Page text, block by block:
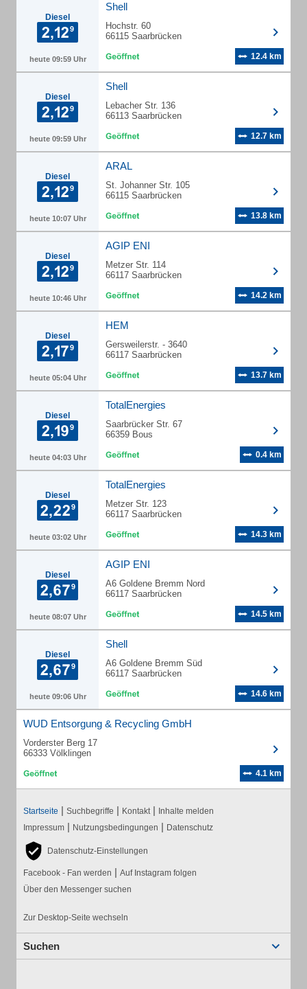
Diesel
heute 09:59 Uhr
Shell
Hochstr. 60
66115 Saarbrücken
12.4 km
Diesel
heute 09:59 Uhr
Shell
Lebacher Str. 136
66113 Saarbrücken
12.7 km
Diesel
heute 10:07 Uhr
ARAL
St. Johanner Str. 105
66115 Saarbrücken
13.8 km
Diesel
heute 10:46 Uhr
AGIP ENI
Metzer Str. 114
66117 Saarbrücken
14.2 km
Diesel
heute 05:04 Uhr
HEM
Gersweilerstr. - 3640
66117 Saarbrücken
13.7 km
Diesel
heute 04:03 Uhr
TotalEnergies
Saarbrücker Str. 67
66359 Bous
0.4 km
Diesel
heute 03:02 Uhr
TotalEnergies
Metzer Str. 123
66117 Saarbrücken
14.3 km
Diesel
heute 08:07 Uhr
AGIP ENI
A6 Goldene Bremm Nord
66117 Saarbrücken
14.5 km
Diesel
heute 09:06 Uhr
Shell
A6 Goldene Bremm Süd
66117 Saarbrücken
14.6 km
WUD Entsorgung & Recycling GmbH
Vorderster Berg 17
66333 Völklingen
4.1 km
Startseite | Suchbegriffe | Kontakt | Inhalte melden
Impressum | Nutzungsbedingungen | Datenschutz
Datenschutz-Einstellungen
Facebook - Fan werden | Auf Instagram folgen
Über den Messenger suchen
Zur Desktop-Seite wechseln
Suchen